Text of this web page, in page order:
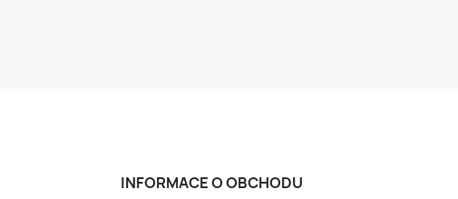
INFORMACE O OBCHODU